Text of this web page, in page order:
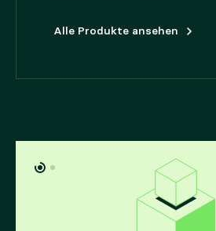
Alle Produkte ansehen
Partnerprogramm
Agenturvermittlung